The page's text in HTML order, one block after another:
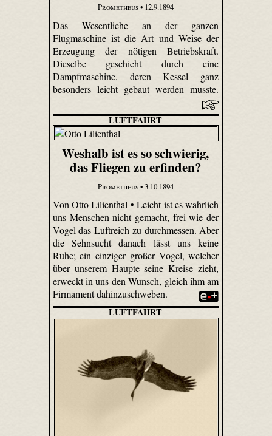
Prometheus• 12.9.1894
Das Wesentliche an der ganzen
Flugmaschine ist die Art und Weise der
Erzeugung der nötigen Betriebskraft.
Dieselbe geschieht durch eine
Dampfmaschine, deren Kessel ganz
besonders leicht gebaut werden musste.
LUFTFAHRT
Weshalb ist es so schwierig,
das Fliegen zu erfinden?
Prometheus• 3.10.1894
Von Otto Lilienthal • Leicht ist es wahrlich
uns Menschen nicht gemacht, frei wie der
Vogel das Luftreich zu durchmessen. Aber
die Sehnsucht danach lässt uns keine
Ruhe; ein einziger großer Vogel, welcher
über unserem Haupte seine Kreise zieht,
erweckt in uns den Wunsch, gleich ihm am
Firmament dahin­zuschweben.
LUFTFAHRT